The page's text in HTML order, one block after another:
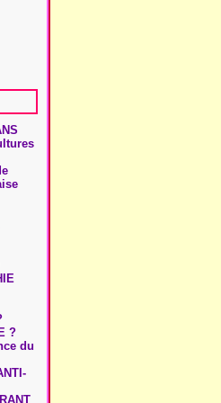
?
du